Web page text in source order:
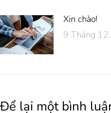
Xin chào!
9 Tháng
Để lại một bình